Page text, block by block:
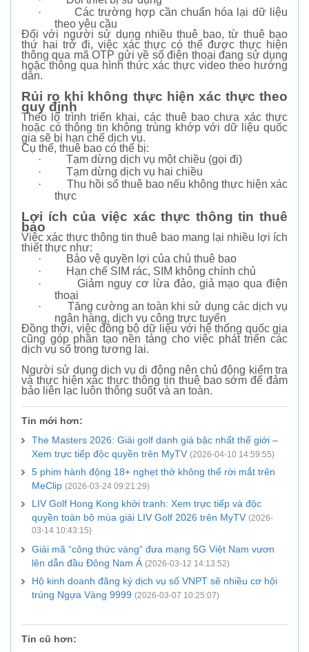
·
Các trường hợp cần chuẩn hóa lại dữ liệu
theo yêu cầu
Đối với người sử dụng nhiều thuê bao, từ thuê bao
thứ hai trở đi, việc xác thực có thể được thực hiện
thông qua mã OTP gửi về số điện thoại đang sử dụng
hoặc thông qua hình thức xác thực video theo hướng
dẫn.
Rủi ro khi không thực hiện xác thực theo
quy định
Theo lộ trình triển khai, các thuê bao chưa xác thực
hoặc có thông tin không trùng khớp với dữ liệu quốc
gia sẽ bị hạn chế dịch vụ.
Cụ thể, thuê bao có thể bị:
·
Tạm dừng dịch vụ một chiều (gọi đi)
·
Tạm dừng dịch vụ hai chiều
·
Thu hồi số thuê bao nếu không thực hiện xác
thực
Lợi ích của việc xác thực thông tin thuê
bao
Việc xác thực thông tin thuê bao mang lại nhiều lợi ích
thiết thực như:
·
Bảo vệ quyền lợi của chủ thuê bao
·
Hạn chế SIM rác, SIM không chính chủ
·
Giảm nguy cơ lừa đảo, giả mạo qua điện
thoại
·
Tăng cường an toàn khi sử dụng các dịch vụ
ngân hàng, dịch vụ công trực tuyến
Đồng thời, việc đồng bộ dữ liệu với hệ thống quốc gia
cũng góp phần tạo nền tảng cho việc phát triển các
dịch vụ số trong tương lai.
Người sử dụng dịch vụ di động nên chủ động kiểm tra
và thực hiện xác thực thông tin thuê bao sớm để đảm
bảo liên lạc luôn thông suốt và an toàn.
Tin mới hơn:
The Masters 2026: Giải golf danh giá bậc nhất thế giới –
Xem trực tiếp độc quyền trên MyTV (2026-04-10 14:59:55)
5 phim hành động 18+ nghẹt thở không thể rời mắt trên
MeClip (2026-03-24 09:21:29)
LIV Golf Hong Kong khởi tranh: Xem trực tiếp và độc
quyền toàn bộ mùa giải LIV Golf 2026 trên MyTV (2026-
03-14 10:43:15)
Giải mã “công thức vàng“ đưa mạng 5G Việt Nam vươn
lên dẫn đầu Đông Nam Á (2026-03-12 14:13:52)
Hộ kinh doanh đăng ký dịch vụ số VNPT sẽ nhiều cơ hội
trúng Ngựa Vàng 9999 (2026-03-07 10:25:07)
Tin cũ hơn: